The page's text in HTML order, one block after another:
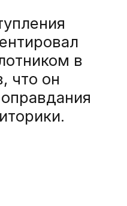
в
что он